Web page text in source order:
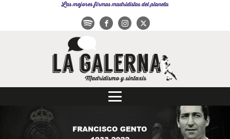
Las mejores firmas madridistas del planeta